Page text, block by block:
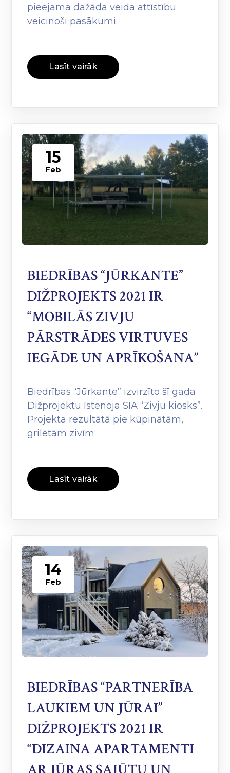
pieejama dažāda veida attīstību
veicinoši pasākumi.
Lasīt vairāk
15
Feb
BIEDRĪBAS “JŪRKANTE”
DIŽPROJEKTS 2021 IR
“MOBILĀS ZIVJU
PĀRSTRĀDES VIRTUVES
IEGĀDE UN APRĪKOŠANA”
Biedrības “Jūrkante” izvirzīto šī gada
Dižprojektu īstenoja SIA “Zivju kiosks”.
Projekta rezultātā pie kūpinātām,
grilētām zivīm
Lasīt vairāk
14
Feb
BIEDRĪBAS “PARTNERĪBA
LAUKIEM UN JŪRAI”
DIŽPROJEKTS 2021 IR
“DIZAINA APARTAMENTI